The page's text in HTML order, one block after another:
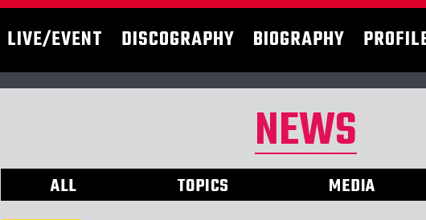
LIVE/EVENT DISCOGRAPHY BIOGRAPHY
NEWS
ALL TOPICS MEDIA